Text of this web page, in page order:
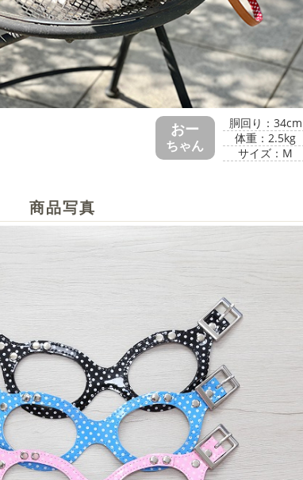
おー
ちゃん
胴回り：34cm
体重：2.5kg
サイズ：M
商品写真